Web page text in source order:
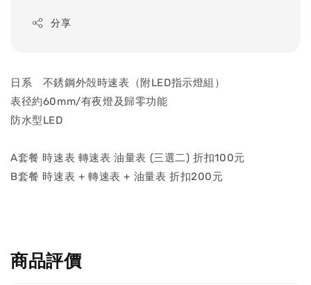
分享
日系 不銹鋼外殻時速表（附LED指示燈組）
表径約60mm/有夜燈及歸零功能
防水型LED
A套餐 時速表 轉速表 油量表 (三選二) 折扣100元
B套餐 時速表 + 轉速表 + 油量表 折扣200元
商品評價